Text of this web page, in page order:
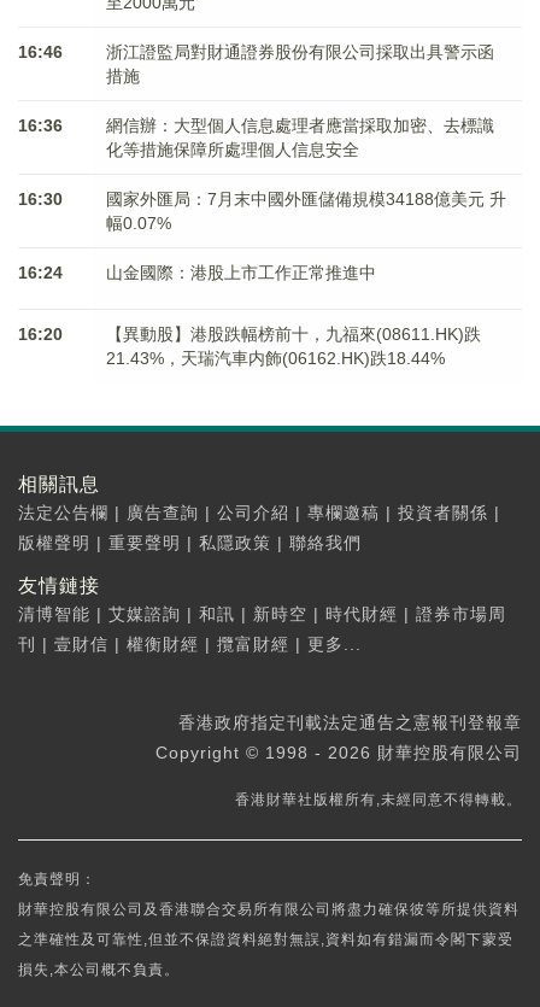
16:46
浙江證監局對財通證券股份有限公司採取出具警示函
措施
16:36
網信辦：大型個人信息處理者應當採取加密、去標識
化等措施保障所處理個人信息安全
16:30
國家外匯局：7月末中國外匯儲備規模34188億美元 升
幅0.07%
16:24 山金國際：港股上市工作正常推進中
16:20
【異動股】港股跌幅榜前十，九福來(08611.HK)跌
21.43%，天瑞汽車内飾(06162.HK)跌18.44%
相關訊息
法定公告欄 | 廣告查詢 | 公司介紹 | 專欄邀稿 | 投資者關係 |
版權聲明 | 重要聲明 | 私隱政策 | 聯絡我們
友情鏈接
清博智能 | 艾媒諮詢 | 和訊 | 新時空 | 時代財經 | 證券市場周
刊
| 壹財信 | 權衡財經 | 攬富財經 | 更多...
香港政府指定刊載法定通告之憲報刊登報章
Copyright © 1998 - 2026 財華控股有限公司
香港財華社版權所有,未經同意不得轉載。
免責聲明：
財華控股有限公司及香港聯合交易所有限公司將盡力確保彼等所提供資料
之準確性及可靠性,但並不保證資料絕對無誤,資料如有錯漏而令閣下蒙受
損失,本公司概不負責。